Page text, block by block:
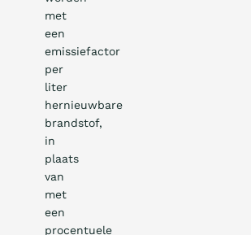
met
een
emissiefactor
per
liter
hernieuwbare
brandstof,
in
plaats
van
met
een
procentuele